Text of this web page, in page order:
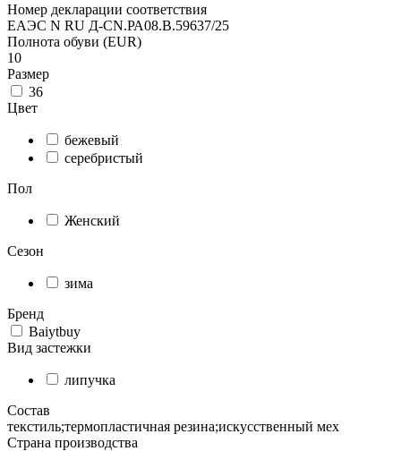
Номер декларации соответствия
ЕАЭС N RU Д-CN.РА08.В.59637/25
Полнота обуви (EUR)
10
Размер
36
Цвет
бежевый
серебристый
Пол
Женский
Сезон
зима
Бренд
Baiytbuy
Вид застежки
липучка
Состав
текстиль;термопластичная резина;искусственный мех
Страна производства